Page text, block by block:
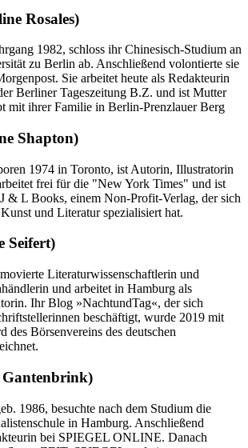
Rosales)
1982, schloss ihr Chinesisch-Studium an
zu Berlin ab. Anschließend volontierte sie
Sie arbeitet heute als Redakteurin
Berliner Tageszeitung B.Z. und ist Mutter
mit ihrer Familie in Berlin-Prenzlauer Berg
Shapton)
1974 in Toronto, ist Autorin, Illustratorin
frei für die "New York Times" und ist
& L Books, einem Non-Profit-Verlag, der sich
und Literatur spezialisiert hat.
Seifert)
Literaturwissenschaftlerin und
und arbeitet in Hamburg als
Ihr Blog »NachtundTag«, der sich
beschäftigt, wurde 2019 mit
des Börsenvereins des deutschen
1986, besuchte nach dem Studium die
in Hamburg. Anschließend
bei SPIEGEL ONLINE. Danach